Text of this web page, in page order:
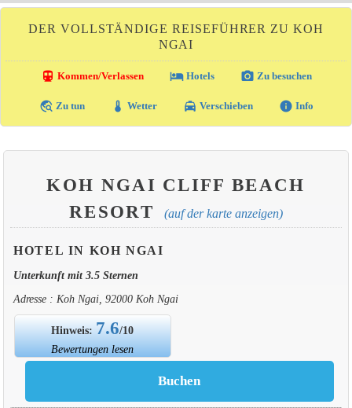
DER VOLLSTÄNDIGE REISEFÜHRER ZU KOH
NGAI
directions_transit Kommen/Verlassen local_hotelHotels photo_camera Zu besuchen
travel_explore Zu tun thermostat Wetter local_taxi Verschieben info Info
KOH NGAI CLIFF BEACH
RESORT
(auf der karte anzeigen)
HOTEL IN KOH NGAI
Unterkunft mit 3.5 Sternen
Adresse : Koh Ngai, 92000 Koh Ngai
Hinweis: 7.6/10
Bewertungen lesen